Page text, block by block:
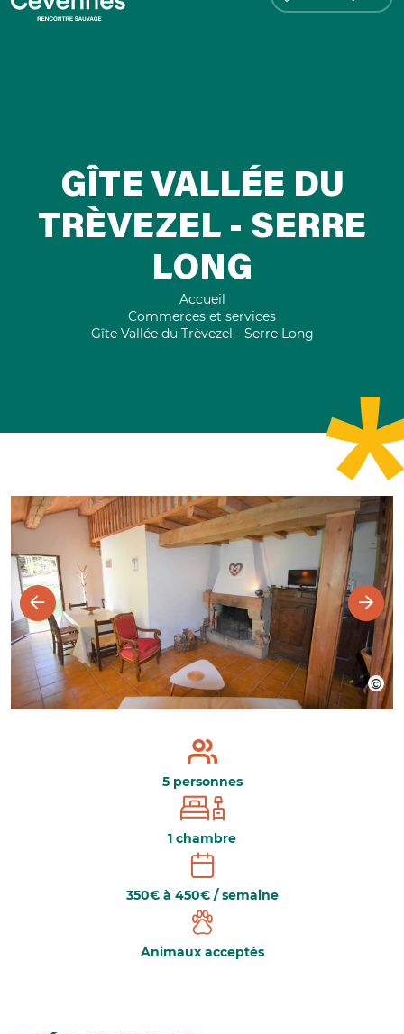
GÎTE VALLÉE DU
TRÈVEZEL - SERRE
LONG
Accueil
Commerces et services
Gîte Vallée du Trèvezel - Serre Long
5 personnes
1 chambre
350€ à 450€ / semaine
Animaux acceptés